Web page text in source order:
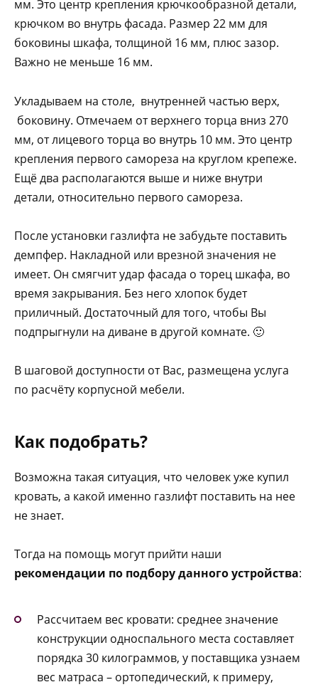
мм. Это центр крепления крючкообразной детали,
крючком во внутрь фасада. Размер 22 мм для
боковины шкафа, толщиной 16 мм, плюс зазор.
Важно не меньше 16 мм.
Укладываем на столе, внутренней частью верх,
боковину. Отмечаем от верхнего торца вниз 270
мм, от лицевого торца во внутрь 10 мм. Это центр
крепления первого самореза на круглом крепеже.
Ещё два располагаются выше и ниже внутри
детали, относительно первого самореза.
После установки газлифта не забудьте поставить
демпфер. Накладной или врезной значения не
имеет. Он смягчит удар фасада о торец шкафа, во
время закрывания. Без него хлопок будет
приличный. Достаточный для того, чтобы Вы
подпрыгнули на диване в другой комнате. 🙂
В шаговой доступности от Вас, размещена услуга
по расчёту корпусной мебели.
Как подобрать?
Возможна такая ситуация, что человек уже купил
кровать, а какой именно газлифт поставить на нее
не знает.
Тогда на помощь могут прийти наши
рекомендации по подбору данного устройства:
Рассчитаем вес кровати: среднее значение
конструкции односпального места составляет
порядка 30 килограммов, у поставщика узнаем
вес матраса – ортопедический, к примеру,